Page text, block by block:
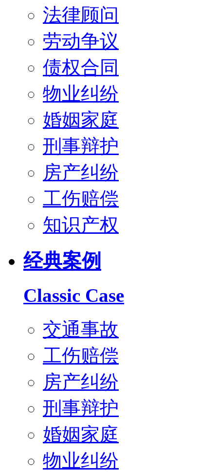
法律顾问
劳动争议
债权合同
物业纠纷
婚姻家庭
刑事辩护
房产纠纷
工伤赔偿
知识产权
经典案例
Classic Case
交通事故
工伤赔偿
房产纠纷
刑事辩护
婚姻家庭
物业纠纷